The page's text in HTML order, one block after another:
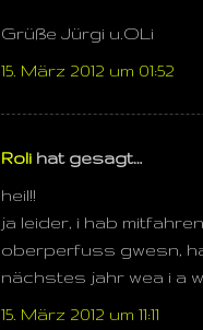
Grüße Jürgi u.OLi
15. März 2012 um 01:52
Roli hat gesagt…
heil!!
ja leider, i hab
oberperfuss gwesn,
nächstes jahr wea i a
15. März 2012 um 11:11